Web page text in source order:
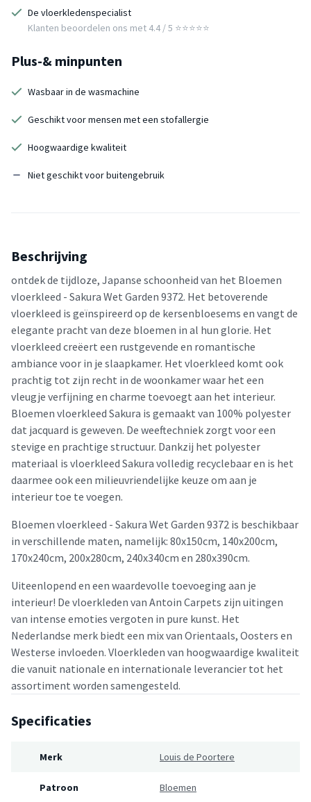
De vloerkledenspecialist
Klanten beoordelen ons met 4.4 / 5 ⭐⭐⭐⭐⭐
Plus-& minpunten
Wasbaar in de wasmachine
Geschikt voor mensen met een stofallergie
Hoogwaardige kwaliteit
Niet geschikt voor buitengebruik
Beschrijving
ontdek de tijdloze, Japanse schoonheid van het Bloemen
vloerkleed - Sakura Wet Garden 9372. Het betoverende
vloerkleed is geïnspireerd op de kersenbloesems en vangt de
elegante pracht van deze bloemen in al hun glorie. Het
vloerkleed creëert een rustgevende en romantische
ambiance voor in je slaapkamer. Het vloerkleed komt ook
prachtig tot zijn recht in de woonkamer waar het een
vleugje verfijning en charme toevoegt aan het interieur.
Bloemen vloerkleed Sakura is gemaakt van 100% polyester
dat jacquard is geweven. De weeftechniek zorgt voor een
stevige en prachtige structuur. Dankzij het polyester
materiaal is vloerkleed Sakura volledig recyclebaar en is het
daarmee ook een milieuvriendelijke keuze om aan je
interieur toe te voegen.
Bloemen vloerkleed - Sakura Wet Garden 9372 is beschikbaar
in verschillende maten, namelijk: 80x150cm, 140x200cm,
170x240cm, 200x280cm, 240x340cm en 280x390cm.
Uiteenlopend en een waardevolle toevoeging aan je
interieur! De vloerkleden van Antoin Carpets zijn uitingen
van intense emoties vergoten in pure kunst. Het
Nederlandse merk biedt een mix van Orientaals, Oosters en
Westerse invloeden. Vloerkleden van hoogwaardige kwaliteit
die vanuit nationale en internationale leverancier tot het
assortiment worden samengesteld.
Specificaties
Merk Louis de Poortere
Patroon Bloemen